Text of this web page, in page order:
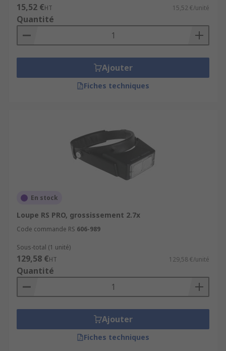
15,52 €HT 15,52 €/unité
Quantité
Ajouter
Fiches techniques
En stock
Loupe RS PRO, grossissement 2.7x
Code commande RS 606-989
Sous-total (1 unité)
129,58 €HT 129,58 €/unité
Quantité
Ajouter
Fiches techniques